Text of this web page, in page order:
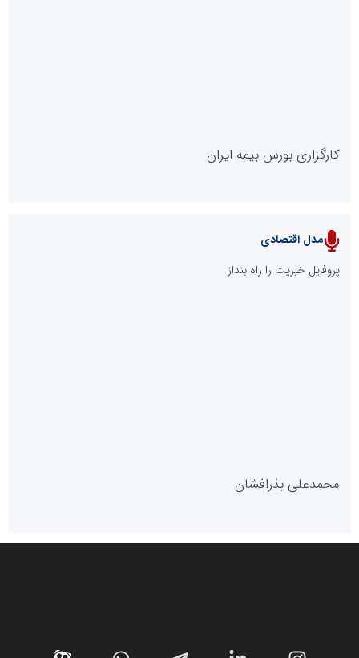
پایگاه خبری نهضت ملی مسکن
پایگاه خبری گفتمان یزد
کارگزاری بورس بیمه ایران
مدل اقتصادی
پروفایل خبریت را راه بنداز
محمدعلی بذرافشان